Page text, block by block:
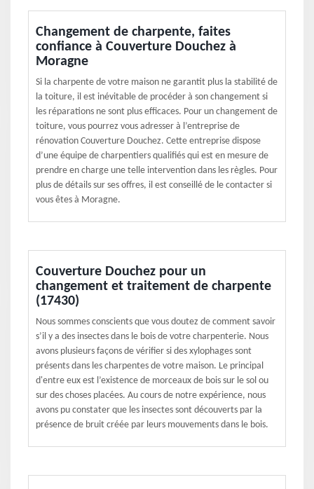
Changement de charpente, faites
confiance à Couverture Douchez à
Moragne
Si la charpente de votre maison ne garantit plus la stabilité de
la toiture, il est inévitable de procéder à son changement si
les réparations ne sont plus efficaces. Pour un changement de
toiture, vous pourrez vous adresser à l’entreprise de
rénovation Couverture Douchez. Cette entreprise dispose
d’une équipe de charpentiers qualifiés qui est en mesure de
prendre en charge une telle intervention dans les règles. Pour
plus de détails sur ses offres, il est conseillé de le contacter si
vous êtes à Moragne.
Couverture Douchez pour un
changement et traitement de charpente
(17430)
Nous sommes conscients que vous doutez de comment savoir
s’il y a des insectes dans le bois de votre charpenterie. Nous
avons plusieurs façons de vérifier si des xylophages sont
présents dans les charpentes de votre maison. Le principal
d'entre eux est l’existence de morceaux de bois sur le sol ou
sur des choses placées. Au cours de notre expérience, nous
avons pu constater que les insectes sont découverts par la
présence de bruit créée par leurs mouvements dans le bois.